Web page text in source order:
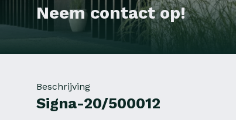
Neem contact op!
Beschrijving
Signa-20/500012